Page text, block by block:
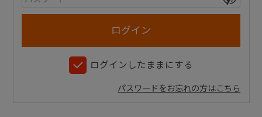
ログインしたままにする
パスワードをお忘れの方はこちら